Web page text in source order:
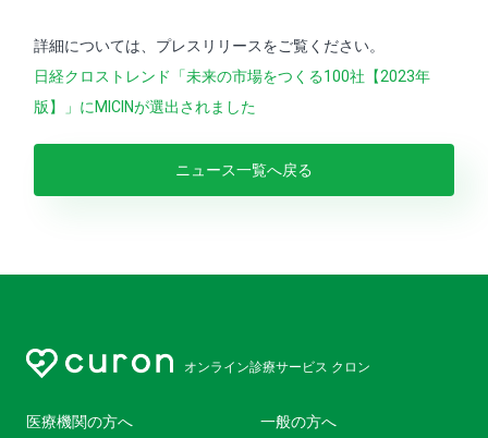
詳細については、プレスリリースをご覧ください。
日経クロストレンド「未来の市場をつくる100社【2023年
版】」にMICINが選出されました
ニュース一覧へ戻る
オンライン診療サービス クロン
医療機関の方へ 一般の方へ